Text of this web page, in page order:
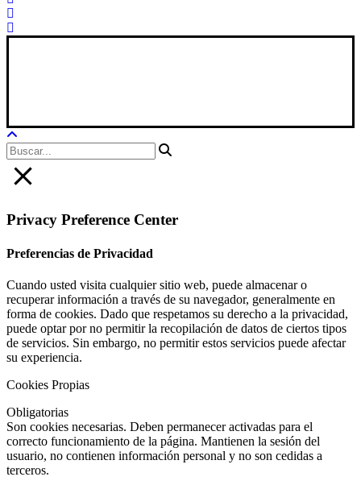
Privacy Preference Center
Preferencias de Privacidad
Cuando usted visita cualquier sitio web, puede almacenar o
recuperar información a través de su navegador, generalmente en
forma de cookies. Dado que respetamos su derecho a la privacidad,
puede optar por no permitir la recopilación de datos de ciertos tipos
de servicios. Sin embargo, no permitir estos servicios puede afectar
su experiencia.
Cookies Propias
Obligatorias
Son cookies necesarias. Deben permanecer activadas para el
correcto funcionamiento de la página. Mantienen la sesión del
usuario, no contienen información personal y no son cedidas a
terceros.